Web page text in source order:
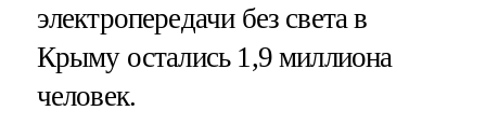
электропередачи без света в
Крыму остались 1,9 миллиона
человек.